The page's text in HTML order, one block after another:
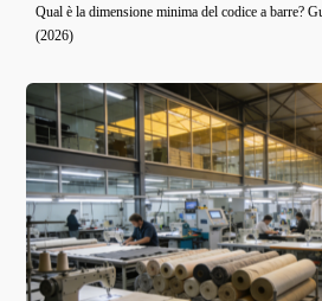
Qual è la dimensione minima del codice a barre?
(2026)